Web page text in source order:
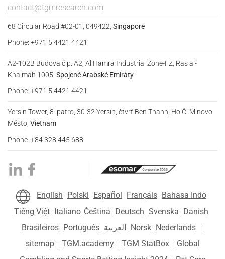
contact@tgmresearch.com
68 Circular Road #02-01, 049422, Singapore
Phone: +971 5 4421 4421
A2-102B Budova č.p. A2, Al Hamra Industrial Zone-FZ, Ras al-
Khaimah 1005, Spojené Arabské Emiráty
Phone: +971 5 4421 4421
Yersin Tower, 8. patro, 30-32 Yersin, čtvrť Ben Thanh, Ho Či Minovo
Město, Vietnam
Phone: +84 328 445 688
English Polski Español Français Bahasa Indo
Tiếng Việt Italiano Čeština Deutsch Svenska Danish
Brasileiros Português العربية Norsk Nederlands |
sitemap | TGM.academy | TGM StatBox | Global